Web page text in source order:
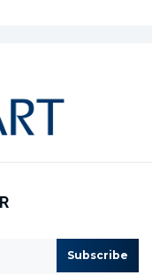
Subscribe